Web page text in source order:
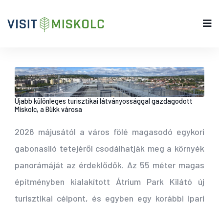
Újabb különleges turisztikai látványossággal gazdagodott
Miskolc, a Bükk városa
2026 májusától a város fölé magasodó egykori
gabonasiló tetejéről csodálhatják meg a környék
panorámáját az érdeklődők. Az 55 méter magas
építményben kialakított Átrium Park Kilátó új
turisztikai célpont, és egyben egy korábbi ipari